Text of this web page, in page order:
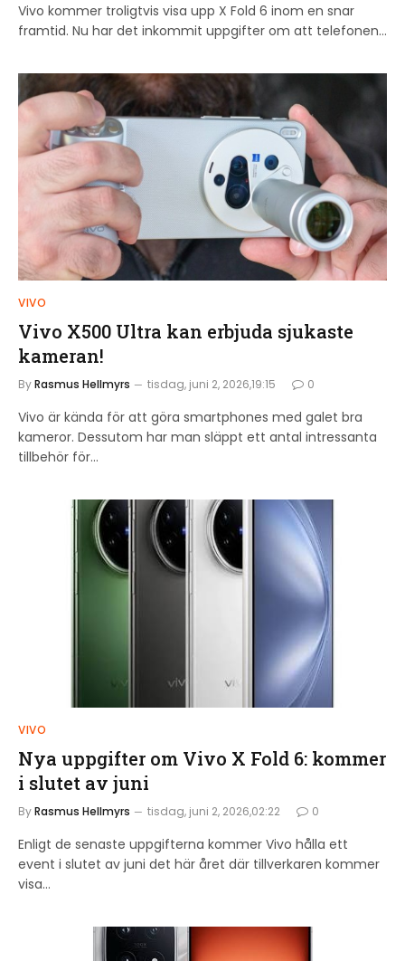
Vivo kommer troligtvis visa upp X Fold 6 inom en snar
framtid. Nu har det inkommit uppgifter om att telefonen…
VIVO
Vivo X500 Ultra kan erbjuda sjukaste
kameran!
ByRasmus Hellmyrs tisdag, juni 2, 2026,19:15 0
Vivo är kända för att göra smartphones med galet bra
kameror. Dessutom har man släppt ett antal intressanta
tillbehör för…
VIVO
Nya uppgifter om Vivo X Fold 6: kommer
i slutet av juni
ByRasmus Hellmyrs tisdag, juni 2, 2026,02:22 0
Enligt de senaste uppgifterna kommer Vivo hålla ett
event i slutet av juni det här året där tillverkaren kommer
visa…